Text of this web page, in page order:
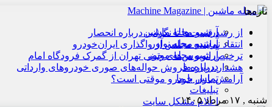
آرشیو مجله ماشین
آرشیو مجله نوآور
آرشیو مجله موتور
درباره ما
تماس با ما
تبلیغات
اعلام مشکل سایت
تازه‌ها
از رشد قیمت‌ها تا نگرانی درباره انحصار
انتقاد نماینده مجلس از واگذاری ایران‌خودرو
ترخیص اتوبوس‌های چینی تهران از گمرک فرودگاه امام
هشدار درباره فروش حواله‌های صوری خودروهای وارداتی
آرامش بازار خودرو موقتی است؟
شنبه , ۱۷ مرداد ۱۴۰۵